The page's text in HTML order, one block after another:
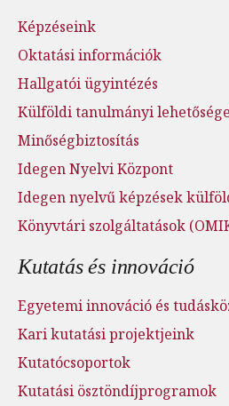
Képzéseink
Oktatási információk
Hallgatói ügyintézés
Külföldi tanulmányi
Minőségbiztosítás
Idegen Nyelvi Központ
Idegen nyelvű képzések
Könyvtári szolgáltatások
Kutatás és innováció
Egyetemi innováció és
Kari kutatási projektjeink
Kutatócsoportok
Kutatási ösztöndíjprogramok